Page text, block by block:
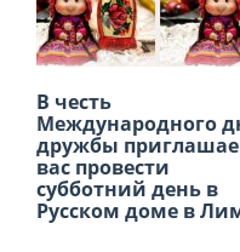
В честь
Международного
дружбы
вас провести
субботний день в
Русском доме в
В Лиме отметили
летие татарского
Габдуллы Тукая